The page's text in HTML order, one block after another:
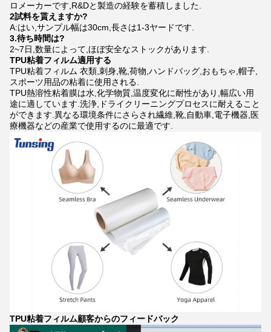
ロメーカーです,R&Dと製造の経験を蓄積しました.
2試料を貰えますか?
A:はい,サンプル幅は30cm,長さは1-3ヤードです.
3.待ち時間は?
2~7日,数量によって,ほぼ安全なストックがあります.
TPU粘着フィルム適用する
TPU粘着フィルム 衣類,刺身,靴,荷物,ハンドバッグ,おもちゃ,帽子,
スポーツ用品の粘着に使用される.
TPU熱溶性粘着膜は水,化学物質,温度変化に耐性があり,幅広い用
途に適しています.洗浄,ドライクリーニングプロセスに耐えること
ができます.異なる環境条件にさらされ繊維,靴,自動車,電子機器,医
療機器などの産業で使用するのに最適です.
TPU粘着フィルム顧客からのフィードバック